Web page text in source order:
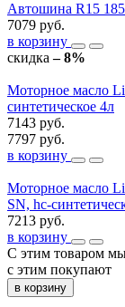
Автошина R15
7079 руб.
в корзину
скидка– 8%
Моторное масло
синтетическое 4л
7143 руб.
7797 руб.
в корзину
Моторное масло
SN, hc-
7213 руб.
в корзину
С этим товаром
с этим покупают
в корзину